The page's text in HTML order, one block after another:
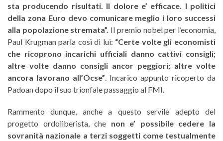
sta producendo risultati. Il dolore e’ efficace. I politici
della zona Euro devo comunicare meglio i loro successi
alla popolazione stremata”. Il premio nobel per l’economia,
Paul Krugman parla così di lui: “Certe volte gli economisti
che ricoprono incarichi ufficiali danno cattivi consigli;
altre volte danno consigli ancor peggiori; altre volte
ancora lavorano all’Ocse” . Incarico appunto ricoperto da
Padoan dopo il suo trionfale passaggio al FMI.
Rammento dunque, anche a questo servile adepto del
progetto ordoliberista, che non e’ possibile cedere la
sovranità nazionale a terzi soggetti come testualmente